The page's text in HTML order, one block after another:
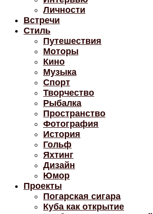
Личности
Встречи
Стиль
Путешествия
Моторы
Кино
Музыка
Спорт
Творчество
Рыбалка
Пространство
Фотография
История
Гольф
Яхтинг
Дизайн
Юмор
Проекты
Погарская сигара
Куба как открытие